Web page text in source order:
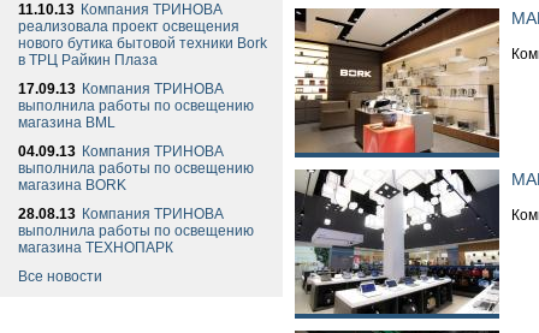
11.10.13 Компания ТРИНОВА
реализовала проект освещения
нового бутика бытовой техники Bork
в ТРЦ Райкин Плаза
17.09.13 Компания ТРИНОВА
выполнила работы по освещению
магазина BML
04.09.13 Компания ТРИНОВА
выполнила работы по освещению
магазина BORK
28.08.13 Компания ТРИНОВА
выполнила работы по освещению
магазина ТЕХНОПАРК
Все новости